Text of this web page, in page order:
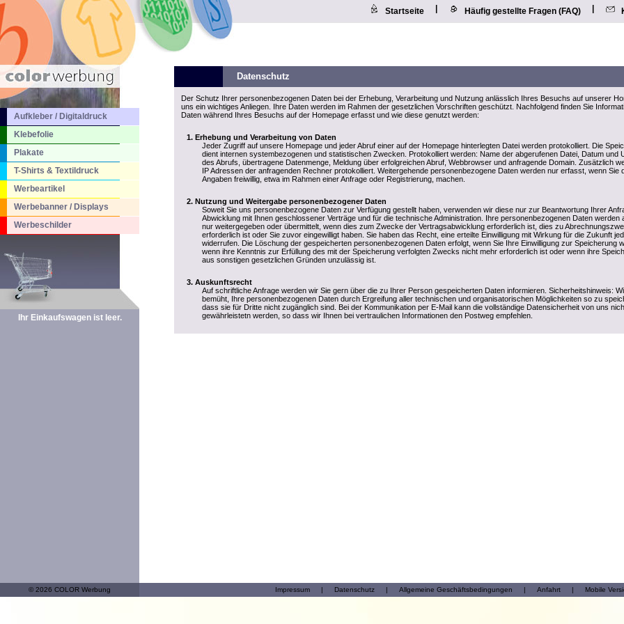
Startseite Häufig gestellte Fragen (FAQ)
Aufkleber / Digitaldruck
Klebefolie
Plakate
T-Shirts & Textildruck
Werbeartikel
Werbebanner / Displays
Werbeschilder
Ihr Einkaufswagen ist leer.
Datenschutz
Der Schutz Ihrer personenbezogenen Daten bei der Erhebung, Verarbeitung und Nutzung anlässlich Ihres Besuchs auf unserer
uns ein wichtiges Anliegen. Ihre Daten werden im Rahmen der gesetzlichen Vorschriften geschützt. Nachfolgend finden Sie
Daten während Ihres Besuchs auf der Homepage erfasst und wie diese genutzt werden:
Erhebung und Verarbeitung von Daten
Jeder Zugriff auf unsere Homepage und jeder Abruf einer auf der Homepage hinterlegten Datei werden protokolliert. Die
dient internen systembezogenen und statistischen Zwecken. Protokolliert werden: Name der abgerufenen Datei, Datum und
des Abrufs, übertragene Datenmenge, Meldung über erfolgreichen Abruf, Webbrowser und anfragende Domain. Zusätzlich
IP Adressen der anfragenden Rechner protokolliert. Weitergehende personenbezogene Daten werden nur erfasst, wenn Sie
Angaben freiwillig, etwa im Rahmen einer Anfrage oder Registrierung, machen.
Nutzung und Weitergabe personenbezogener Daten
Soweit Sie uns personenbezogene Daten zur Verfügung gestellt haben, verwenden wir diese nur zur Beantwortung Ihrer
Abwicklung mit Ihnen geschlossener Verträge und für die technische Administration. Ihre personenbezogenen Daten werden
nur weitergegeben oder übermittelt, wenn dies zum Zwecke der Vertragsabwicklung erforderlich ist, dies zu
erforderlich ist oder Sie zuvor eingewilligt haben. Sie haben das Recht, eine erteilte Einwilligung mit Wirkung für die Zukunft
widerrufen. Die Löschung der gespeicherten personenbezogenen Daten erfolgt, wenn Sie Ihre Einwilligung zur Speicherung
wenn ihre Kenntnis zur Erfüllung des mit der Speicherung verfolgten Zwecks nicht mehr erforderlich ist oder wenn ihre
aus sonstigen gesetzlichen Gründen unzulässig ist.
Auskunftsrecht
Auf schriftliche Anfrage werden wir Sie gern über die zu Ihrer Person gespeicherten Daten informieren. Sicherheitshinweis:
bemüht, Ihre personenbezogenen Daten durch Ergreifung aller technischen und organisatorischen Möglichkeiten so zu
dass sie für Dritte nicht zugänglich sind. Bei der Kommunikation per E-Mail kann die vollständige Datensicherheit von uns
gewährleistetn werden, so dass wir Ihnen bei vertraulichen Informationen den Postweg empfehlen.
© 2026 COLOR Werbung Impressum | Datenschutz | Allgemeine Geschäftsbedingungen | Anfahrt | Mobile